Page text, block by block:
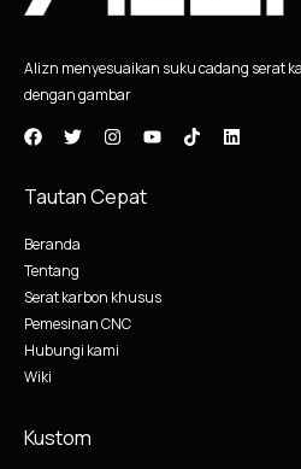
Alizn menyesuaikan suku cadang serat
dengan gambar
Tautan Cepat
Beranda
Tentang
Serat karbon khusus
Pemesinan CNC
Hubungi kami
Wiki
Kustom